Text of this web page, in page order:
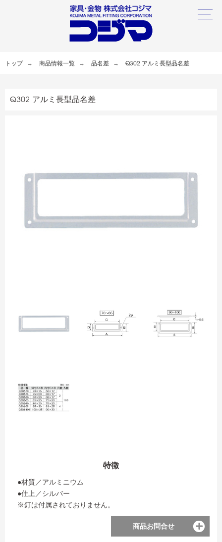
トップ 商品情報一覧 品名差 Q302 アルミ長型品名差
Q302 アルミ長型品名差
特徴
●材質／アルミニウム
●仕上／シルバー
※釘は付属されておりません。
商品お問合せ